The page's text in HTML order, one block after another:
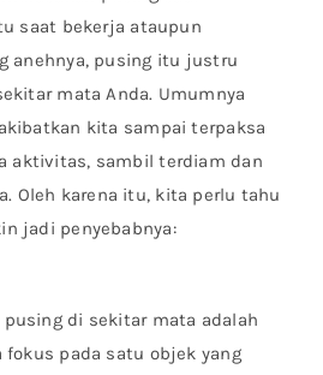
saat bekerja ataupun
anehnya, pusing itu justru
mata Anda. Umumnya
kita sampai terpaksa
aktivitas, sambil terdiam dan
Oleh karena itu, kita perlu tahu
jadi penyebabnya:
di sekitar mata adalah
fokus pada satu objek yang